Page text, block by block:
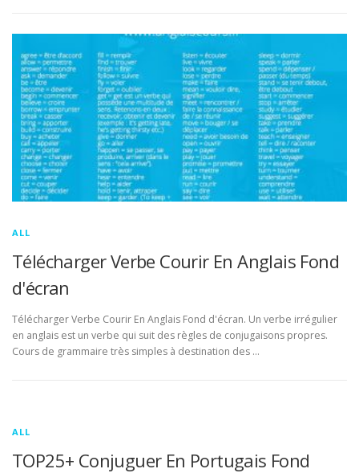
ALL
Télécharger Verbe Courir En Anglais Fond
d'écran
Télécharger Verbe Courir En Anglais Fond d'écran. Un verbe irrégulier
en anglais est un verbe qui suit des règles de conjugaisons propres.
Cours de grammaire très simples à destination des …
ALL
TOP25+ Conjuguer En Portugais Fond